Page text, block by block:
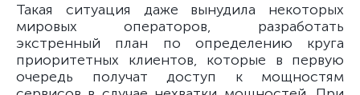
Такая ситуация даже вынудила некоторых
мировых операторов, разработать
экстренный план по определению круга
приоритетных клиентов, которые в первую
очередь получат доступ к мощностям